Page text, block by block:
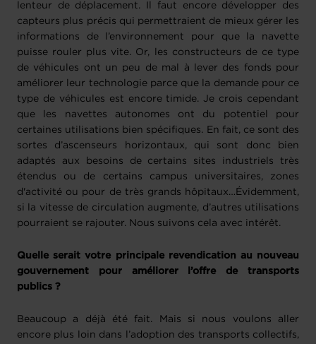
lenteur de déplacement. Il faut encore développer des
capteurs plus précis qui permettraient de mieux gérer les
informations de l’environnement pour que la navette
puisse rouler plus vite. Or, les constructeurs de ce type
de véhicules ont un peu de mal à lever des fonds pour
améliorer leur technologie parce que la demande pour ce
type de véhicules est encore timide. Je crois cependant
que les navettes autonomes ont du potentiel pour
certaines utilisations bien spécifiques. En fait, ce sont des
sortes d’ascenseurs horizontaux, qui sont donc bien
adaptés aux besoins de certains sites industriels très
étendus ou de certains campus universitaires, zones
d'activité ou pour de très grands hôpitaux…Évidemment,
si la vitesse de circulation augmente, d’autres utilisations
pourraient se rajouter. Nous suivons cela avec intérêt.
Quelle serait votre principale revendication au nouveau
gouvernement pour améliorer l’offre de transports
publics ?
Beaucoup a déjà été fait. Mais si nous voulons aller
encore plus loin dans l’adoption des transports collectifs,